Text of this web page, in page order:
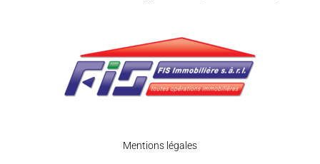
Mentions légales